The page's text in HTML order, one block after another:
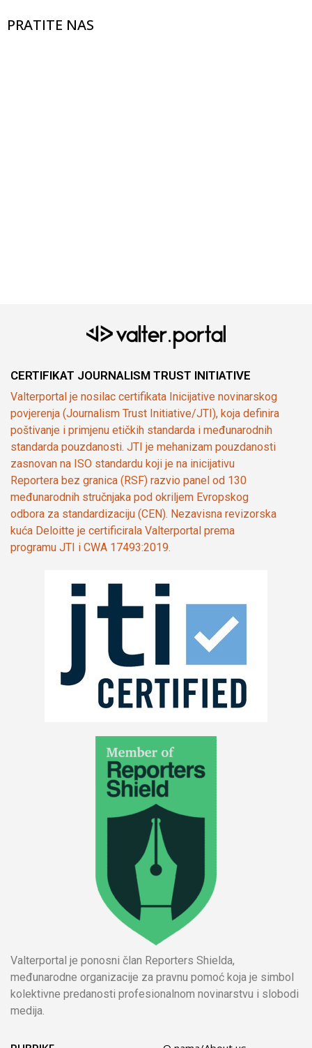
PRATITE NAS
CERTIFIKAT JOURNALISM TRUST INITIATIVE
Valterportal je nosilac certifikata Inicijative novinarskog
povjerenja (Journalism Trust Initiative/JTI), koja definira
poštivanje i primjenu etičkih standarda i međunarodnih
standarda pouzdanosti. JTI je mehanizam pouzdanosti
zasnovan na ISO standardu koji je na inicijativu
Reportera bez granica (RSF) razvio panel od 130
međunarodnih stručnjaka pod okriljem Evropskog
odbora za standardizaciju (CEN). Nezavisna revizorska
kuća Deloitte je certificirala Valterportal prema
programu JTI i CWA 17493:2019.
Valterportal je ponosni član Reporters Shielda,
međunarodne organizacije za pravnu pomoć koja je simbol
kolektivne predanosti profesionalnom novinarstvu i slobodi
medija.